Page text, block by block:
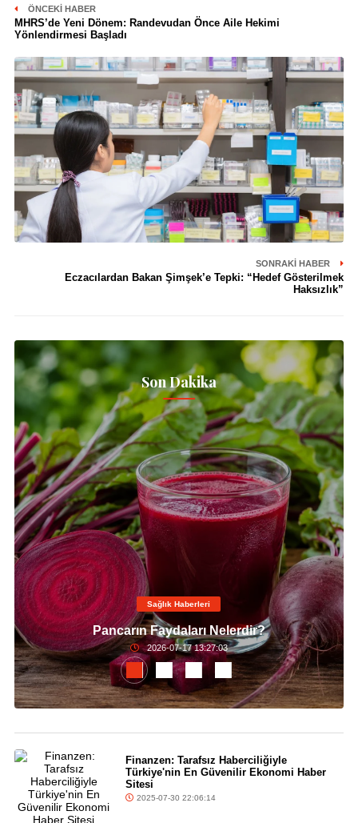
ÖNCEKI HABER
MHRS’de Yeni Dönem: Randevudan Önce Aile Hekimi
Yönlendirmesi Başladı
SONRAKI HABER
Eczacılardan Bakan Şimşek’e Tepki: “Hedef Gösterilmek
Haksızlık”
Son Dakika
Sağlık Haberleri
Pancarın Faydaları Nelerdir?
2026-07-17 13:27:03
Finanzen: Tarafsız Haberciliğiyle
Türkiye'nin En Güvenilir Ekonomi Haber
Sitesi
2025-07-30 22:06:14